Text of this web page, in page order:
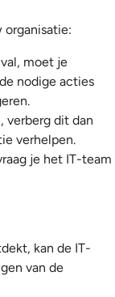
moet je
nodige acties
verberg dit dan
verhelpen.
je het IT-team
kan de IT-
van de